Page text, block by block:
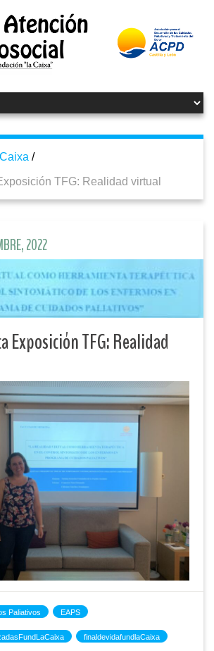
/
TFG: Realidad virtual
Exposición TFG: Realidad
Paliativos EAPS
finaldevidafundlaCaixa
2022